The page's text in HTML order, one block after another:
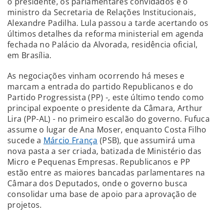
ministro da Secretaria de Relações Institucionais,
Alexandre Padilha. Lula passou a tarde acertando os
últimos detalhes da reforma ministerial em agenda
fechada no Palácio da Alvorada, residência oficial,
em Brasília.
As negociações vinham ocorrendo há meses e
marcam a entrada do partido Republicanos e do
Partido Progressista (PP) -, este último tendo como
principal expoente o presidente da Câmara, Arthur
Lira (PP-AL) - no primeiro escalão do governo. Fufuca
assume o lugar de Ana Moser, enquanto Costa Filho
sucede a Márcio França (PSB), que assumirá uma
nova pasta a ser criada, batizada de Ministério das
Micro e Pequenas Empresas. Republicanos e PP
estão entre as maiores bancadas parlamentares na
Câmara dos Deputados, onde o governo busca
consolidar uma base de apoio para aprovação de
projetos.